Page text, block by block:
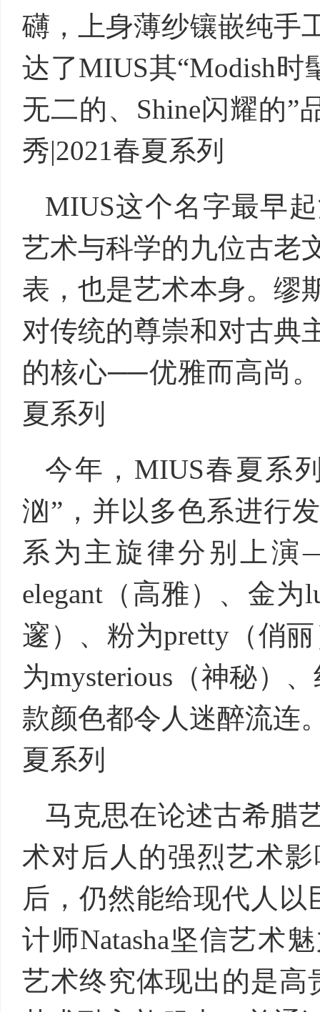
礴，上身薄纱镶嵌纯手
达了MIUS其“Modish时
无二的、Shine闪耀的”
秀|2021春夏系列
MIUS这个名字最早
艺术与科学的九位古老
表，也是艺术本身。缪
对传统的尊崇和对古典
的核心──优雅而高尚
夏系列
今年，MIUS春夏系
汹”，并以多色系进行
系为主旋律分别上
elegant（高雅）、金
邃）、粉为pretty（俏
为mysterious（神秘）
款颜色都令人迷醉流连
夏系列
马克思在论述古希腊
术对后人的强烈艺术
后，仍然能给现代人
计师Natasha坚信艺术
艺术终究体现出的是高